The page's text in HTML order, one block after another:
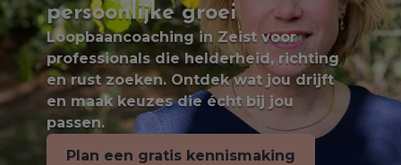
persoonlijke groei
Loopbaancoaching in Zeist voor
professionals die helderheid, richting
en rust zoeken. Ontdek wat jou drijft
en maak keuzes die écht bij jou
passen.
Plan een gratis kennismaking